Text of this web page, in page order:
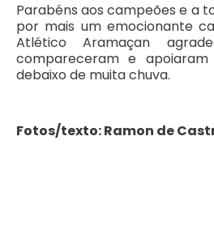
Parabéns aos campeões e a
por mais um emocionante
Atlético Aramaçan
compareceram e
debaixo de muita chuva.
Fotos/texto: Ramon de